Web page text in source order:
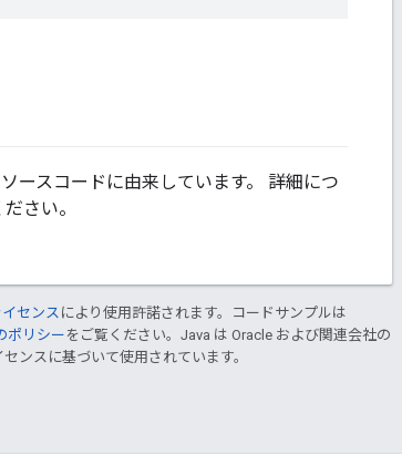
ースコードに由来しています。 詳細につ
さい。
センス により使用許諾されます。コードサンプルは
ポリシーをご覧ください。Java は Oracle および関連会社の
ンスに基づいて使用されています。